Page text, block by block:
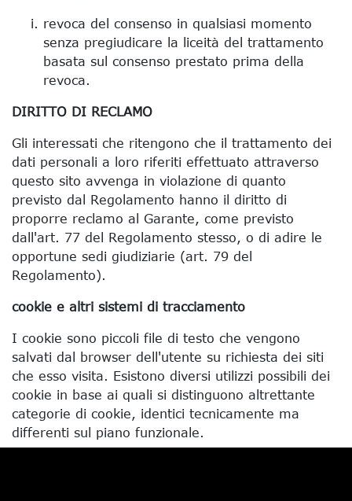
revoca del consenso in qualsiasi momento
senza pregiudicare la liceità del trattamento
basata sul consenso prestato prima della
revoca.
DIRITTO DI RECLAMO
Gli interessati che ritengono che il trattamento dei
dati personali a loro riferiti effettuato attraverso
questo sito avvenga in violazione di quanto
previsto dal Regolamento hanno il diritto di
proporre reclamo al Garante, come previsto
dall'art. 77 del Regolamento stesso, o di adire le
opportune sedi giudiziarie (art. 79 del
Regolamento).
cookie e altri sistemi di tracciamento
I cookie sono piccoli file di testo che vengono
salvati dal browser dell'utente su richiesta dei siti
che esso visita. Esistono diversi utilizzi possibili dei
cookie in base ai quali si distinguono altrettante
categorie di cookie, identici tecnicamente ma
differenti sul piano funzionale.